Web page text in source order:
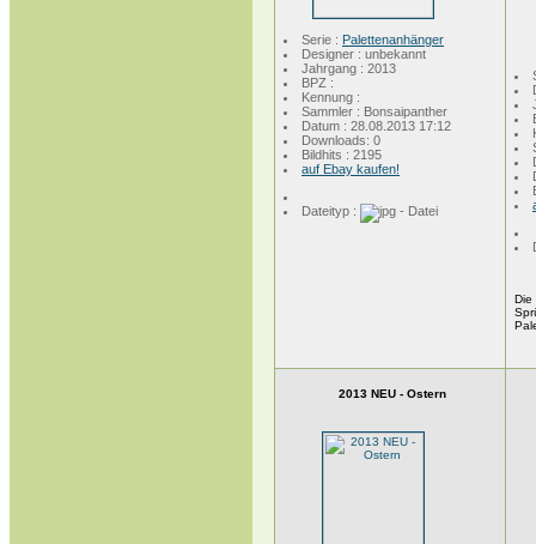
Serie : Palettenanhänger
Designer : unbekannt
Jahrgang : 2013
BPZ :
Kennung :
Sammler : Bonsaipanther
Datum : 28.08.2013 17:12
Downloads: 0
Bildhits : 2195
auf Ebay kaufen!
Dateityp :
Die
2013 NEU - Ostern